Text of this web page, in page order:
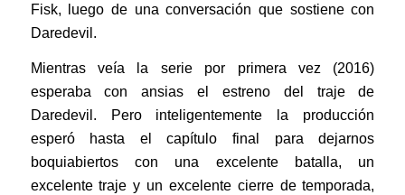
Fisk, luego de una conversación que sostiene con
Daredevil.
Mientras veía la serie por primera vez (2016)
esperaba con ansias el estreno del traje de
Daredevil. Pero inteligentemente la producción
esperó hasta el capítulo final para dejarnos
boquiabiertos con una excelente batalla, un
excelente traje y un excelente cierre de temporada,